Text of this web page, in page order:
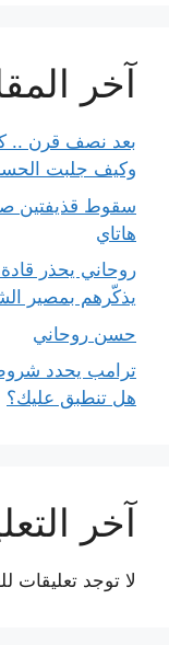
آخر
بعد نصف قرن ..
وكيف جلبت
سقوط قذيفتين
هاتاي
روحاني يحذر
يذكّرهم بمصير
حسن روحاني
ترامب يحدد
هل تنطبق عليك؟
آخر
لا توجد تعليقات